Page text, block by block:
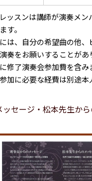
ッスンは講師が演奏メン
す。
は、自分の希望曲の他、
奏をお願いすることがあ
修了演奏会参加費を含み
加に必要な経費は別途本
セージ・松本先生か